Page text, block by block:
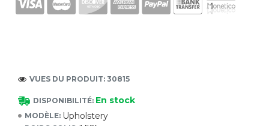
DISPONIBILITÉ: En stock
MODÈLE: Upholstery
VUES DU PRODUIT: 30815